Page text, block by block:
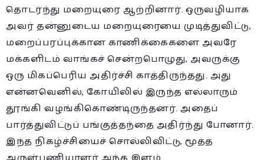
தொடர்ந்து மறையுரை ஆற்றினார். ஒருவழியாக
அவர் தன்னுடைய மறையுரையை முடித்துவிட்டு,
மறைப்பரப்புக்கான காணிக்கைகளை அவரே
மக்களிடம் வாங்கச் சென்றபொழுது, அவருக்கு
ஒரு மிகப்பெரிய அதிர்ச்சி காத்திருந்தது. அது
என்னவெனில், கோயிலில் இருந்த எல்லாரும்
தூங்கி வழங்கிகொண்டிருந்தனர். அதைப்
பார்த்துவிட்டுப் பங்குத்தந்தை அதிர்ந்து போனார்.
இந்த நிகழ்ச்சியைச் சொல்லிவிட்டு, மூத்த